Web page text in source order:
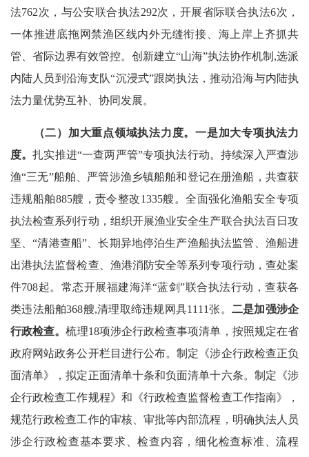
法762次，与公安联合执法292次，开展省际联合执法6次，
一体推进底拖网禁渔区线内外无缝衔接、海上岸上齐抓共
管、省际边界有效管控。创新建立“山海”执法协作机制,选派
内陆人员到沿海支队“沉浸式”跟岗执法，推动沿海与内陆执
法力量优势互补、协同发展。
（二）加大重点领域执法力度。 一是加大专项执法力
度。扎实推进“一查两严管”专项执法行动。持续深入严查涉
渔“三无”船舶、严管涉渔乡镇船舶和登记在册渔船，共查获
违规船舶885艘，责令整改1335艘。全面强化渔船安全专项
执法检查系列行动，组织开展渔业安全生产联合执法百日攻
坚、“清港查船”、长期异地停泊生产渔船执法监管、渔船进
出港执法监督检查、渔港消防安全等系列专项行动，查处案
件708起。常态开展福建海洋“蓝剑”联合执法行动，查获各
类违法船舶368艘,清理取缔违规网具1111张。 二是加强涉企
行政检查。梳理18项涉企行政检查事项清单，按照规定在省
政府网站政务公开栏目进行公布。制定《涉企行政检查正负
面清单》，拟定正面清单十条和负面清单十六条。制定《涉
企行政检查工作规程》和《行政检查监督检查工作指南》，
规范行政检查工作的审核、审批等内部流程，明确执法人员
涉企行政检查基本要求、检查内容，细化检查标准、流程